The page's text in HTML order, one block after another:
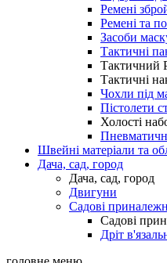
Ремені
Ремені та
Засоби
Тактичні
Тактичний
Тактичні
Чохли під
Пістолети
Холості
Швейні матеріали та
Дача, сад, город
Дача, сад, город
Двигуни
Садові
Садові
Дріт